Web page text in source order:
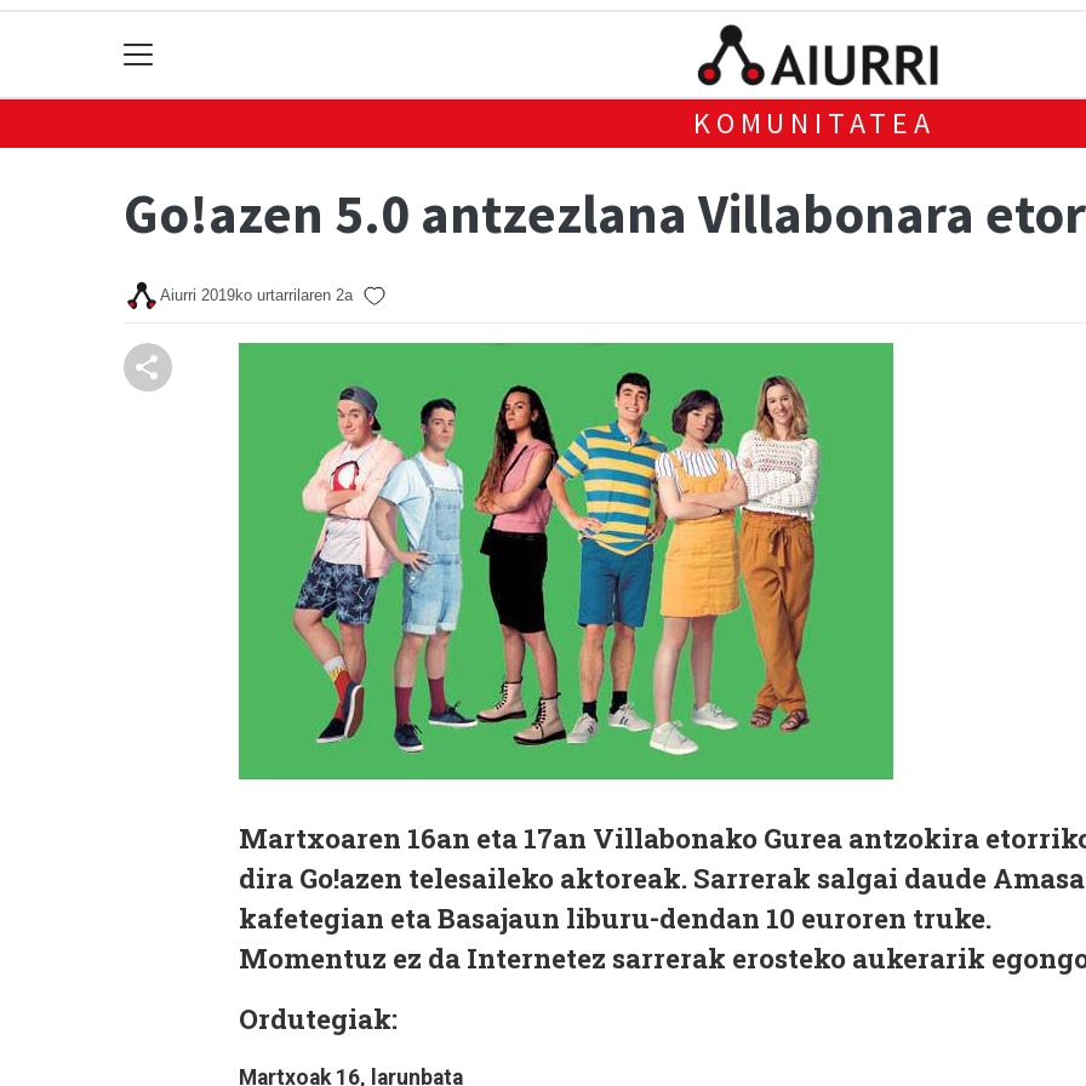
KOMUNITATEA
Go!azen 5.0 antzezlana Villabonara
Aiurri 2019ko urtarrilaren 2a
Martxoaren 16an eta 17an Villabonako Gurea antzokira
dira Go!azen telesaileko aktoreak. Sarrerak salgai daude Amasa
kafetegian eta Basajaun liburu-dendan 10 euroren truke.
Momentuz ez da Internetez sarrerak erosteko aukerarik
Ordutegiak:
Martxoak 16, larunbata